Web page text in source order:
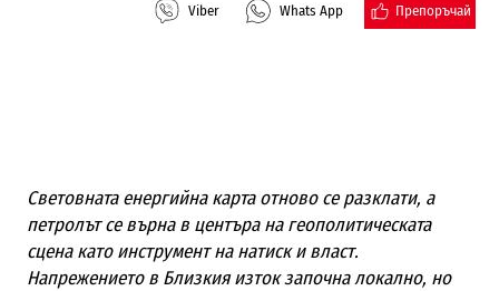
Viber Whats App Препоръчай
Световната енергийна карта отново се разклати, а
петролът се върна в центъра на геополитическата
сцена като инструмент на натиск и власт.
Напрежението в Близкия изток започна локално, но